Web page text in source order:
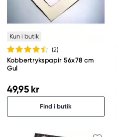
Kun i butik
(2)
Kobbertrykspapir 56x78 cm
Gul
49,95 kr
Find i butik